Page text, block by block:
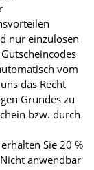
nur einzulösen
vom
das Recht
Grundes zu
bzw. durch
Sie 20 %
anwendbar